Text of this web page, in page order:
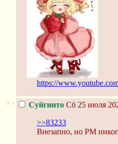
https://
>> Суйгинто Сб 25 июля
>>83233
Внезапно, но РМ